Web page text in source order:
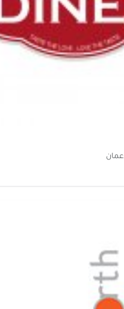
عمان